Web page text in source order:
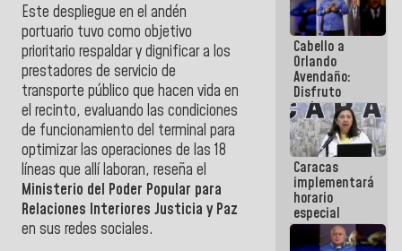
Este despliegue en el andén
portuario tuvo como objetivo
prioritario respaldar y dignificar a los
prestadores de servicio de
transporte público que hacen vida en
el recinto, evaluando las condiciones
de funcionamiento del terminal para
optimizar las operaciones de las 18
líneas que allí laboran, reseña el
Ministerio del Poder Popular para
Relaciones Interiores Justicia y Paz
en sus redes sociales.
Cabello a
Orlando
Avendaño:
Disfruto
cada vez
que escribes
porque lo
que haces
es
embarrarla
Caracas
implementará
horario
especial
para
adaptarse